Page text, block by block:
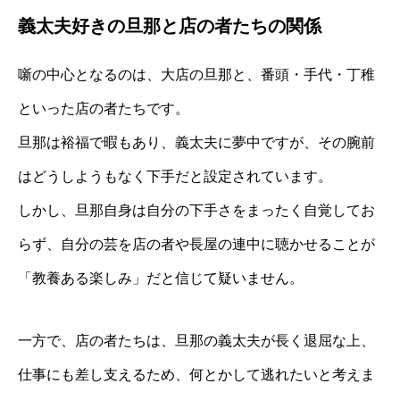
義太夫好きの旦那と店の者たちの関係
噺の中心となるのは、大店の旦那と、番頭・手代・丁稚
といった店の者たちです。
旦那は裕福で暇もあり、義太夫に夢中ですが、その腕前
はどうしようもなく下手だと設定されています。
しかし、旦那自身は自分の下手さをまったく自覚してお
らず、自分の芸を店の者や長屋の連中に聴かせることが
「教養ある楽しみ」だと信じて疑いません。
一方で、店の者たちは、旦那の義太夫が長く退屈な上、
仕事にも差し支えるため、何とかして逃れたいと考えま